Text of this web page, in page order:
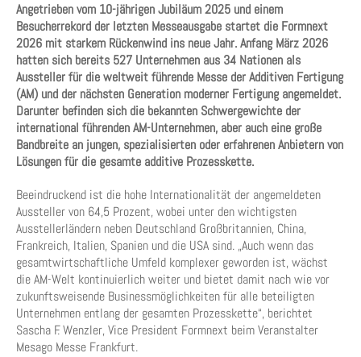
Angetrieben vom 10-jährigen Jubiläum 2025 und einem
Besucherrekord der letzten Messeausgabe startet die Formnext
2026 mit starkem Rückenwind ins neue Jahr. Anfang März 2026
hatten sich bereits 527 Unternehmen aus 34 Nationen als
Aussteller für die weltweit führende Messe der Additiven Fertigung
(AM) und der nächsten Generation moderner Fertigung angemeldet.
Darunter befinden sich die bekannten Schwergewichte der
international führenden AM-Unternehmen, aber auch eine große
Bandbreite an jungen, spezialisierten oder erfahrenen Anbietern von
Lösungen für die gesamte additive Prozesskette.
Beeindruckend ist die hohe Internationalität der angemeldeten
Aussteller von 64,5 Prozent, wobei unter den wichtigsten
Ausstellerländern neben Deutschland Großbritannien, China,
Frankreich, Italien, Spanien und die USA sind. „Auch wenn das
gesamtwirtschaftliche Umfeld komplexer geworden ist, wächst
die AM-Welt kontinuierlich weiter und bietet damit nach wie vor
zukunftsweisende Businessmöglichkeiten für alle beteiligten
Unternehmen entlang der gesamten Prozesskette“, berichtet
Sascha F. Wenzler, Vice President Formnext beim Veranstalter
Mesago Messe Frankfurt.